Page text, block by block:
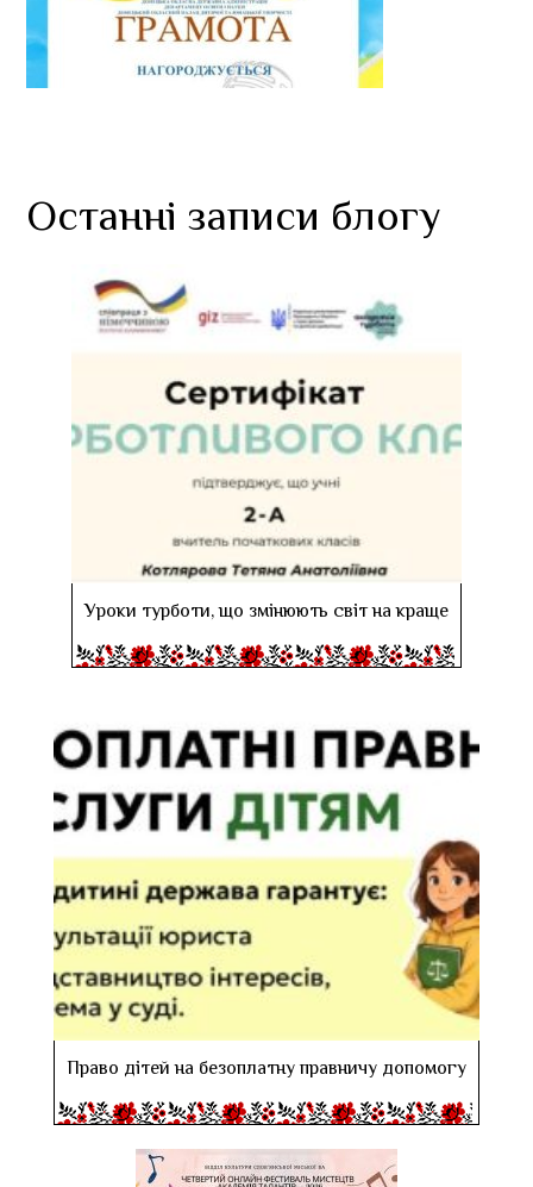
Останні записи блогу
Уроки турботи, що змінюють світ на краще
Право дітей на безоплатну правничу допомогу